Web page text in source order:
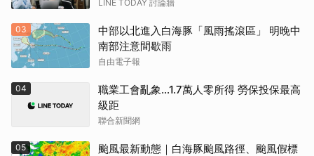
LINE TODAY 討論牆
03
中部以北進入白海豚「風雨搖滾區」 明晚中
南部注意間歇雨
自由電子報
04
職業工會亂象…1.7萬人零所得 勞保投保最高
級距
聯合新聞網
05
颱風最新動態｜白海豚颱風路徑、颱風假標